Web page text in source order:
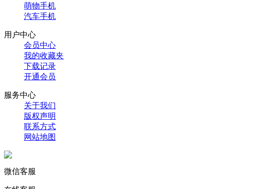
萌物手机
汽车手机
用户中心
会员中心
我的收藏夹
下载记录
开通会员
服务中心
关于我们
版权声明
联系方式
网站地图
微信客服